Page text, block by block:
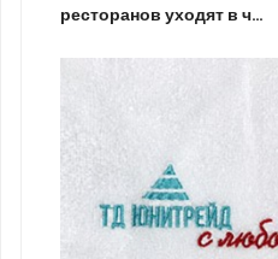
ресторанов уходят в ч…